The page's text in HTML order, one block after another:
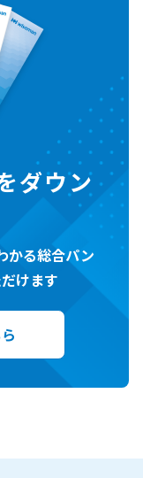
ダウン
かる総合パン
けます